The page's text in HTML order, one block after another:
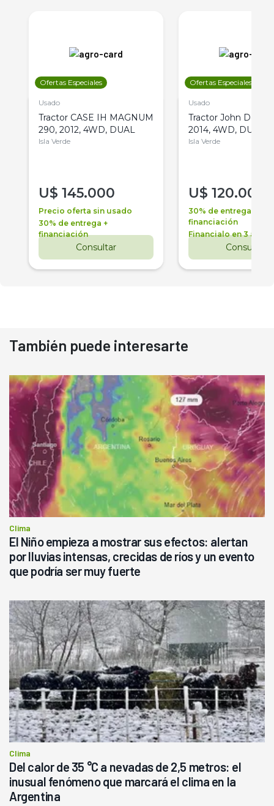
Ofertas Especiales
Usado
Tractor CASE IH MAGNUM
290, 2012, 4WD, DUAL
Isla Verde
U$ 145.000
Precio oferta sin usado
30% de entrega +
financiación
Consultar
Ofertas Especiales
Usado
Tractor John Deere
2014, 4WD, DUAL
Isla Verde
U$ 120.000
30% de entrega +
financiación
Financialo en 3 años
Consultar
También puede interesarte
Clima
El Niño empieza a mostrar sus efectos: alertan
por lluvias intensas, crecidas de ríos y un evento
que podría ser muy fuerte
Clima
Del calor de 35 °C a nevadas de 2,5 metros: el
inusual fenómeno que marcará el clima en la
Argentina